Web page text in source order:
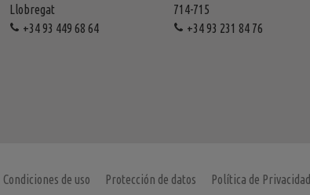
Llobregat
+34 93 449 68 64
714-715
+34 93 231 84 76
Condiciones de uso Protección de datos Política de Privacidad